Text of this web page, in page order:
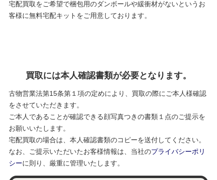
宅配買取をご希望で梱包用のダンボールや緩衝材がないというお
客様に無料宅配キットをご用意しております。
買取には本人確認書類が必要となります。
古物営業法第15条第１項の定めにより、買取の際にご本人様確認
をさせていただきます。
ご本人であることが確認できる顔写真つきの書類１点のご提示を
お願いいたします。
宅配買取の場合は、本人確認書類のコピーを送付してください。
なお、ご提示いただいたお客様情報は、当社のプライバシーポリ
シーに則り、厳重に管理いたします。